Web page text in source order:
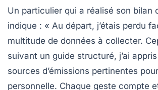
Un particulier qui a réalisé son bilan
indique : « Au départ, j’étais perdu
multitude de données à collecter.
suivant un guide structuré, j’ai
sources d’émissions pertinentes
personnelle. Chaque geste compte